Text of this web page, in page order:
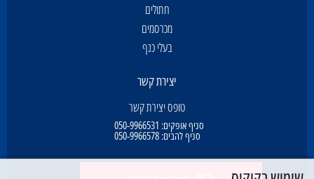
חתולים
מכרסמים
בעלי כנף
יצירת קשר
טופס יצירת קשר
סניף אופקים: 050-9966531
סניף להבים:050-9966578